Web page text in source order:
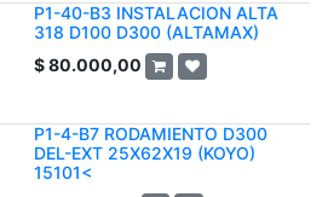
P1-40-B3 INSTALACION ALTA
318 D100 D300 (ALTAMAX)
$80.000,00
P1-4-B7 RODAMIENTO D300
DEL-EXT 25X62X19 (KOYO)
15101<